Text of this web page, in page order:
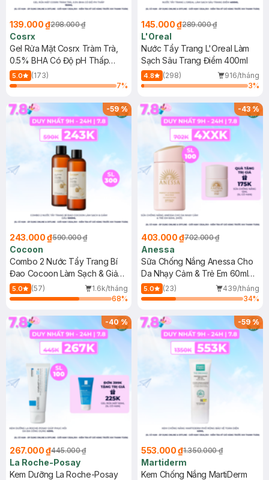
139.000 ₫298.000 ₫
Cosrx
Gel Rửa Mặt Cosrx Tràm Trà,
0.5% BHA Có Độ pH Thấp
150ml
5.0
(173)
7%
145.000 ₫289.000 ₫
L'Oreal
Nước Tẩy Trang L'Oreal Làm
Sạch Sâu Trang Điểm 400ml
4.8 (298)
916/tháng
3%
-59%
243.000 ₫590.000 ₫
Cocoon
Combo 2 Nước Tẩy Trang Bí
Đao Cocoon Làm Sạch & Giảm
Dầu 500ml
5.0 (57)
1.6k/tháng
68%
-43%
403.000 ₫702.000 ₫
Anessa
Sữa Chống Nắng Anessa Cho
Da Nhạy Cảm & Trẻ Em 60ml
(Mới)
5.0 (23)
439/tháng
34%
-40%
267.000 ₫445.000 ₫
La Roche-Posay
Kem Dưỡng La Roche-Posay
-59%
553.000 ₫1.350.000 ₫
Martiderm
Kem Chống Nắng MartiDerm